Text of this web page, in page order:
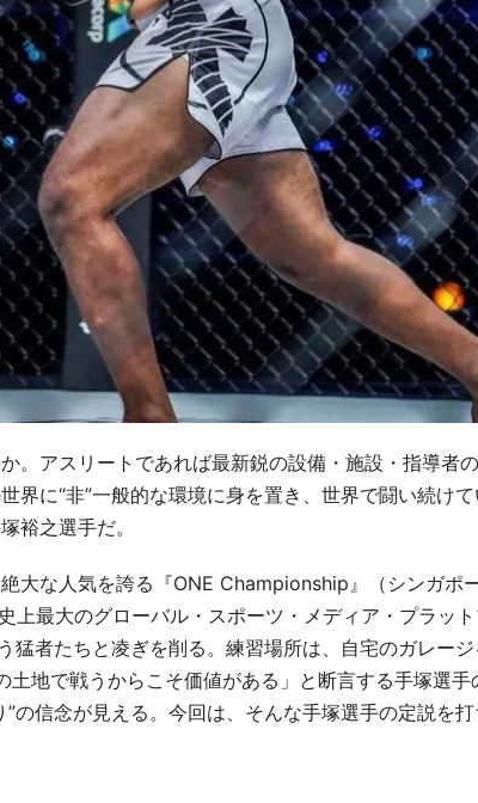
。アスリートであれば最新鋭の設備・施設・指導者
に“非”一般的な環境に身を置き、世界で闘い続けて
裕之選手だ。
大な人気を誇る『ONE Championship』（シンガポ
上最大のグローバル・スポーツ・メディア・プラット
猛者たちと凌ぎを削る。練習場所は、自宅のガレー
地で戦うからこそ価値がある」と断言する手塚選手
の信念が見える。今回は、そんな手塚選手の定説を